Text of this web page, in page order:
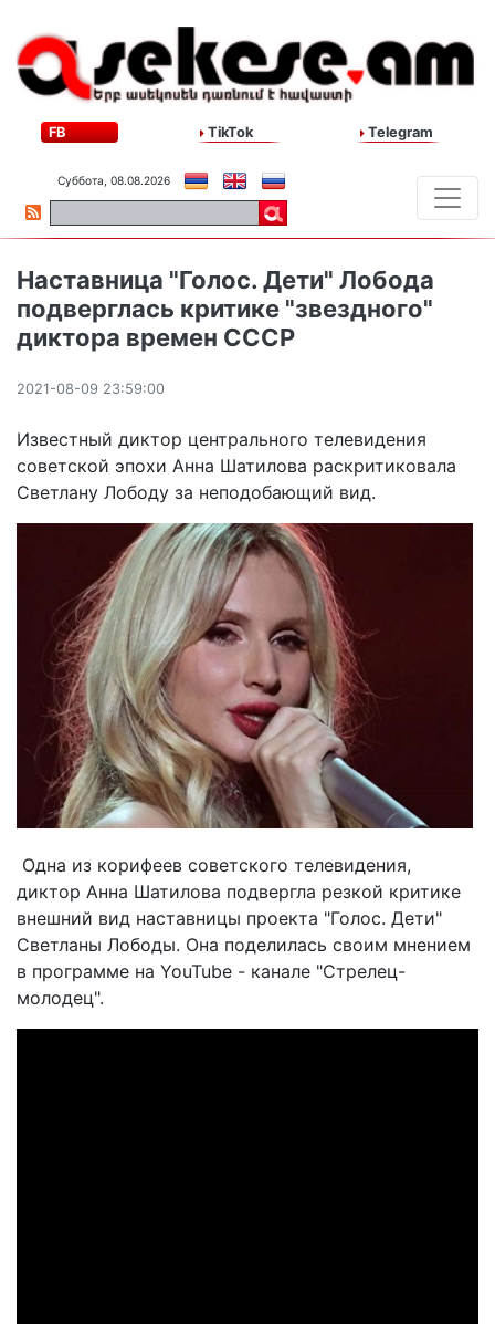
FB TikTok Telegram
Суббота, 08.08.2026
Наставница "Голос. Дети" Лобода
подверглась критике "звездного"
диктора времен СССР
2021-08-09 23:59:00
Известный диктор центрального телевидения
советской эпохи Анна Шатилова раскритиковала
Светлану Лободу за неподобающий вид.
Одна из корифеев советского телевидения,
диктор Анна Шатилова подвергла резкой критике
внешний вид наставницы проекта "Голос. Дети"
Светланы Лободы. Она поделилась своим мнением
в программе на YouTube - канале "Стрелец-
молодец".